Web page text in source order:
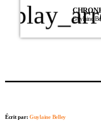
Guylaine
Écrit par:Guylaine Belley